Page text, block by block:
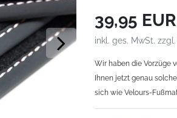
39,95 EUR
inkl. ges. MwSt. zzgl.
Wir haben die Vorzüge
Ihnen jetzt genau
sich wie Velours-